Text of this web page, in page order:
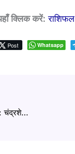
क्लिक करें:
Post Whatsapp
Chandrashekhar Ashtakam Lyrics: चंद्रशेखर अष्टकम